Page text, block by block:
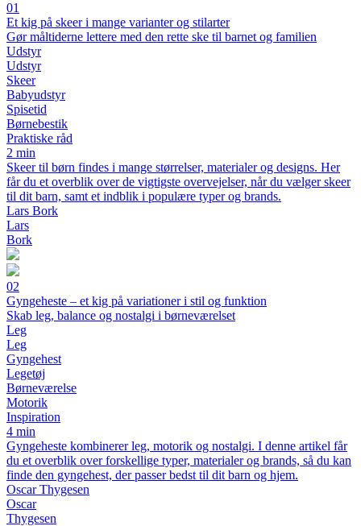
01
Et kig på skeer i mange varianter og stilarter
Gør måltiderne lettere med den rette ske til barnet og familien
Udstyr
Udstyr
Skeer
Babyudstyr
Spisetid
Børnebestik
Praktiske råd
2 min
Skeer til børn findes i mange størrelser, materialer og designs. Her
får du et overblik over de vigtigste overvejelser, når du vælger skeer
til dit barn, samt et indblik i populære typer og brands.
Lars Bork
Lars
Bork
02
Gyngeheste – et kig på variationer i stil og funktion
Skab leg, balance og nostalgi i børneværelset
Leg
Leg
Gyngehest
Legetøj
Børneværelse
Motorik
Inspiration
4 min
Gyngeheste kombinerer leg, motorik og nostalgi. I denne artikel får
du et overblik over forskellige typer, materialer og brands, så du kan
finde den gyngehest, der passer bedst til dit barn og hjem.
Oscar Thygesen
Oscar
Thygesen